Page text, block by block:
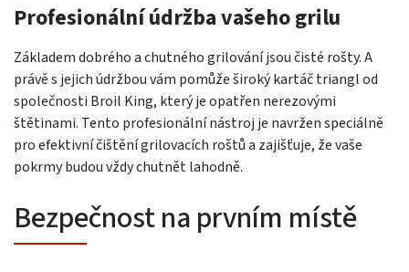
Profesionální údržba vašeho grilu
Základem dobrého a chutného grilování jsou čisté rošty. A
právě s jejich údržbou vám pomůže široký kartáč triangl od
společnosti Broil King, který je opatřen nerezovými
štětinami. Tento profesionální nástroj je navržen speciálně
pro efektivní čištění grilovacích roštů a zajišťuje, že vaše
pokrmy budou vždy chutnět lahodně.
Bezpečnost na prvním místě